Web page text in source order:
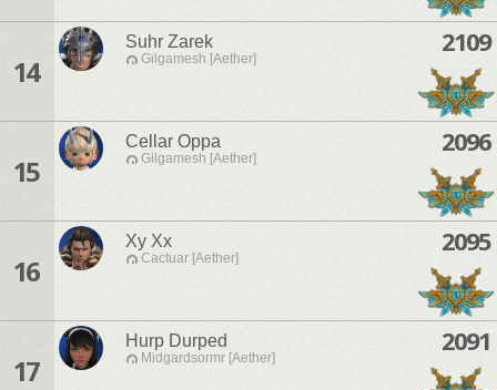
14
Suhr Zarek
Gilgamesh [Aether]
2109
15
Cellar Oppa
Gilgamesh [Aether]
2096
16
Xy Xx
Cactuar [Aether]
2095
17
Hurp Durped
Midgardsormr [Aether]
2091